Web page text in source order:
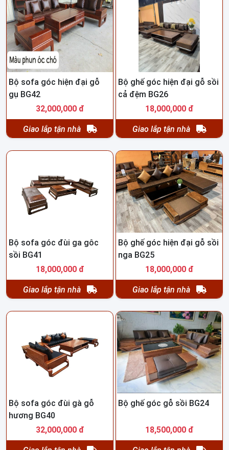
Bộ sofa góc hiện đại gỗ
gụ BG42
32,000,000 đ
Giao lắp tận nhà
Bộ ghế góc hiện đại gỗ sồi
cả đệm BG26
18,000,000 đ
Giao lắp tận nhà
Bộ sofa góc đùi ga gôc
sồi BG41
18,000,000 đ
Giao lắp tận nhà
Bộ ghế góc hiện đại gỗ sồi
nga BG25
18,000,000 đ
Giao lắp tận nhà
Bộ sofa góc đùi gà gỗ
hương BG40
32,000,000 đ
Bộ ghế góc gỗ sồi BG24
18,500,000 đ